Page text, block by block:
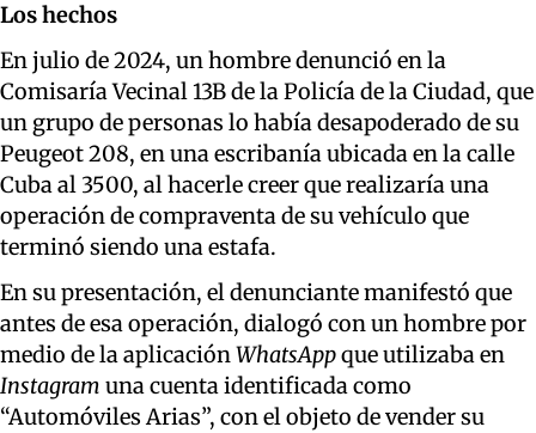
Los hechos
En julio de 2024, un hombre denunció en la
Comisaría Vecinal 13B de la Policía de la Ciudad, que
un grupo de personas lo había desapoderado de su
Peugeot 208, en una escribanía ubicada en la calle
Cuba al 3500, al hacerle creer que realizaría una
operación de compraventa de su vehículo que
terminó siendo una estafa.
En su presentación, el denunciante manifestó que
antes de esa operación, dialogó con un hombre por
medio de la aplicaciónWhatsAppque utilizaba en
Instagram una cuenta identificada como
“Automóviles Arias”, con el objeto de vender su